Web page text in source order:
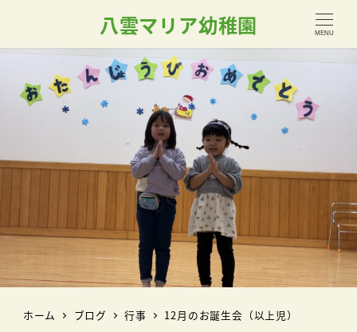
八雲マリア幼稚園 MENU
ホーム ブログ 行事 12月のお誕生会（以上児）